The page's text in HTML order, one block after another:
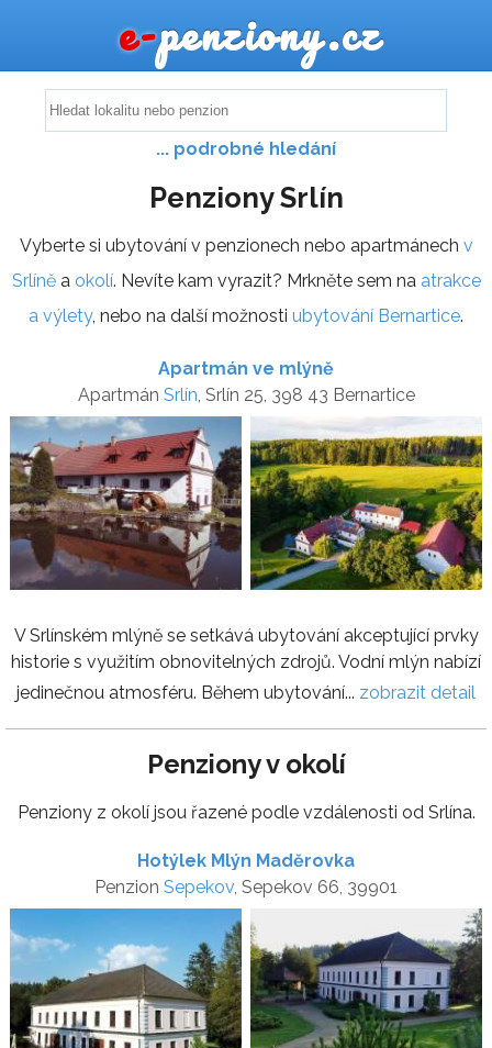
e-penziony.cz
... podrobné hledání
Penziony Srlín
Vyberte si ubytování v penzionech nebo apartmánech v
Srlíněa okolí. Nevíte kam vyrazit? Mrkněte sem na atrakce
a výlety, nebo na další možnosti ubytování Bernartice.
Apartmán ve mlýně
Apartmán Srlín , Srlín 25, 398 43 Bernartice
V Srlínském mlýně se setkává ubytování akceptující prvky
historie s využitím obnovitelných zdrojů. Vodní mlýn nabízí
jedinečnou atmosféru. Během ubytování... zobrazit detail
Penziony v okolí
Penziony z okolí jsou řazené podle vzdálenosti od Srlína.
Hotýlek Mlýn Maděrovka
Penzion Sepekov , Sepekov 66, 39901